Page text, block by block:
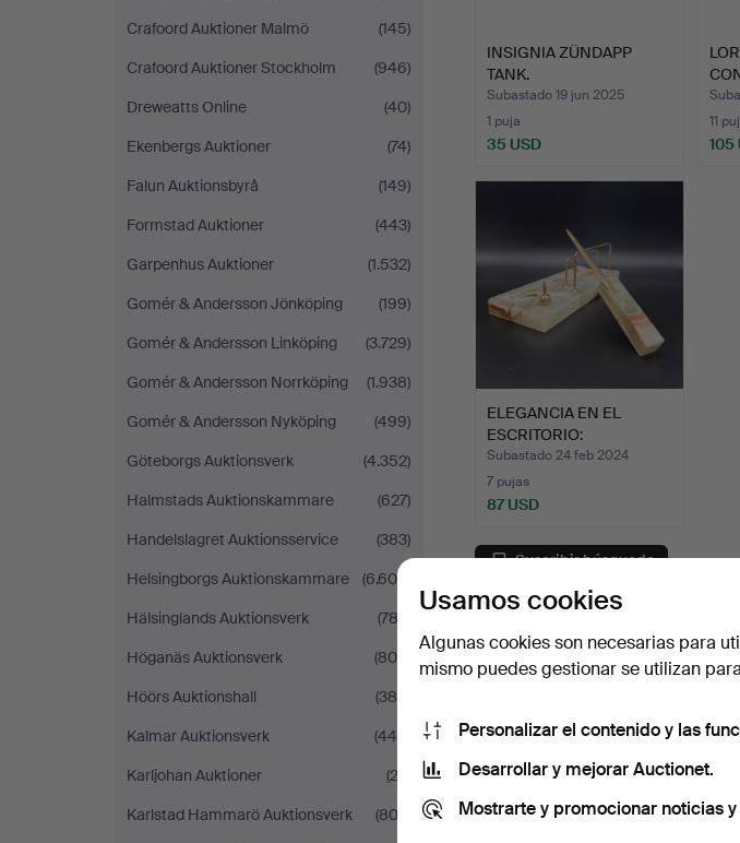
Crafoord Auktioner Malmö
(145)
Crafoord Auktioner Stockholm
(946)
Dreweatts Online
(40)
Ekenbergs Auktioner
(74)
Falun Auktionsbyrå
(149)
Formstad Auktioner
(443)
Garpenhus Auktioner
(1.532)
Gomér & Andersson Jönköping
(199)
Gomér & Andersson Linköping
(3.729)
Gomér & Andersson Norrköping
(1.938)
Gomér & Andersson Nyköping
(499)
Göteborgs Auktionsverk
(4.352)
Halmstads Auktionskammare
(627)
Handelslagret Auktionsservice
(383)
Helsingborgs Auktionskammare
(6.609)
Hälsinglands Auktionsverk
(782)
Höganäs Auktionsverk
(808)
Höörs Auktionshall
(386)
Kalmar Auktionsverk
(445)
Karljohan Auktioner
(23)
Karlstad Hammarö Auktionsverk
(802)
INSIGNIA ZÜNDAPP
TANK.
Subastado 19 jun 2025
1 puja
35 USD
11
105
ELEGANCIA EN EL
ESCRITORIO:
ABRECARTAS Y P…
Subastado 24 feb 2024
7 pujas
87 USD
Suscribir búsqueda
Usamos cookies
Algunas cookies son necesarias para
mismo puedes gestionar se utilizan
Personalizar el contenido y las
Desarrollar y mejorar Auctionet.
Mostrarte y promocionar noticias